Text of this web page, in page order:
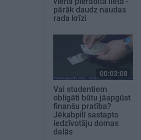
pārāk daudz naudas
rada krīzi
00:03:08
Vai studentiem
obligāti būtu jāapgūst
finanšu pratība?
Jēkabpilī sastapto
iedzīvotāju domas
dalās